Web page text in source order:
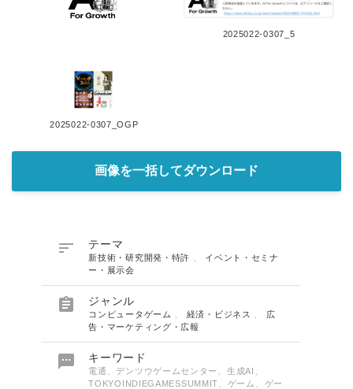
2025022-0307_5
2025022-0307_OGP
画像を一括してダウンロード
 テーマ
新技術・研究開発・特許
イベント・セミナ
ー・展示会
 ジャンル
コンピュータゲーム 経済・ビジネス
広
告・マーケティング・広報
 キーワード
電通、デンツウゲームセンター、生成AI、
TOKYOINDIEGAMESSUMMIT、ゲーム、ゲー